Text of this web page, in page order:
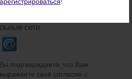
сети
подтверждаете, что Вам
своё согласие с